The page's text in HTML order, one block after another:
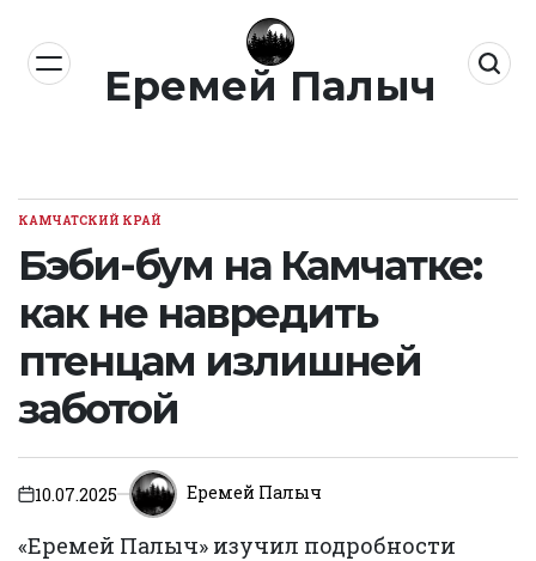
содержимомуЕремей Палыч
ОПУБЛИКОВАНО
КАМЧАТСКИЙ КРАЙ
Бэби-бум на Камчатке:
как не навредить
птенцам излишней
заботой
on10.07.2025 Еремей Палыч
«Еремей Палыч» изучил подробности